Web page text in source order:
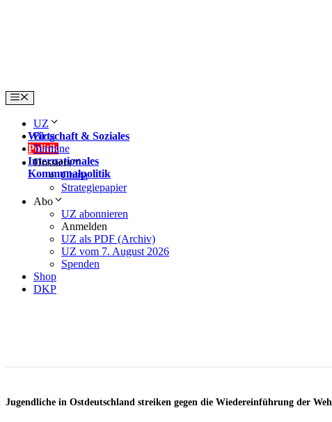
Menu
UZ
Wirtschaft & Soziales
Politik
Internationales
Kommunalpolitik
Blog
Termine
Dossiers
China
Strategiepapier
Abo
UZ abonnieren
Anmelden
UZ als PDF (Archiv)
UZ vom 7. August 2026
Spenden
Shop
DKP
Jugendliche in Ostdeutschland streiken gegen die Wiedereinführung der